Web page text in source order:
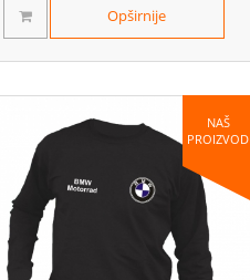
Opširnije
NAŠ
PROIZVOD